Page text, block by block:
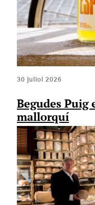
30 juliol 2026
Begudes
mallorquí